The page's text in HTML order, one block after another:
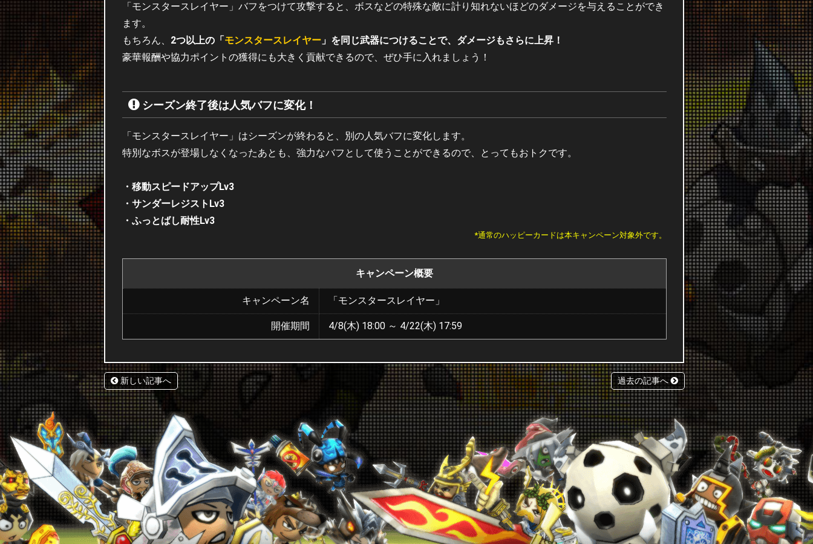
「モンスタースレイヤー」バフをつけて攻撃すると、ボスなどの特殊な敵に計り知れないほどのダメージを与えることができ
ます。
もちろん、 2つ以上の「 モンスタースレイヤー 」を同じ武器につけることで、ダメージもさらに上昇！
豪華報酬や協力ポイントの獲得にも大きく貢献できるので、ぜひ手に入れましょう！
シーズン終了後は人気バフに変化！
「モンスタースレイヤー」はシーズンが終わると、別の人気バフに変化します。
特別なボスが登場しなくなったあとも、強力なバフとして使うことができるので、とってもおトクです。
・移動スピードアップLv3
・サンダーレジストLv3
・ふっとばし耐性Lv3
*通常のハッピーカードは本キャンペーン対象外です。
キャンペーン概要
キャンペーン名 「モンスタースレイヤー」
開催期間 4/8(木) 18:00 ～ 4/22(木) 17:59
新しい記事へ 過去の記事へ